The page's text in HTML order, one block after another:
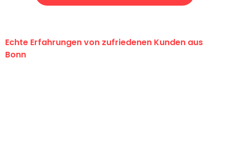
Echte Erfahrungen von zufriedenen Kunden aus
Bonn